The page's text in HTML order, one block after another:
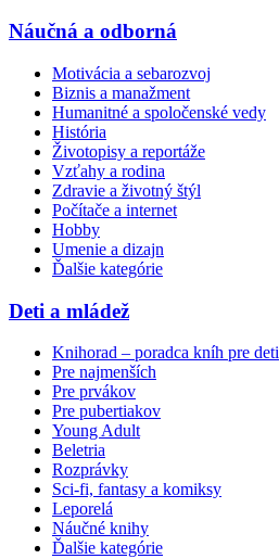
Náučná a odborná
Motivácia a sebarozvoj
Biznis a manažment
Humanitné a spoločenské vedy
História
Životopisy a reportáže
Vzťahy a rodina
Zdravie a životný štýl
Počítače a internet
Hobby
Umenie a dizajn
Ďalšie kategórie
Deti a mládež
Knihorad – poradca kníh pre deti
Pre najmenších
Pre prvákov
Pre pubertiakov
Young Adult
Beletria
Rozprávky
Sci-fi, fantasy a komiksy
Leporelá
Náučné knihy
Ďalšie kategórie